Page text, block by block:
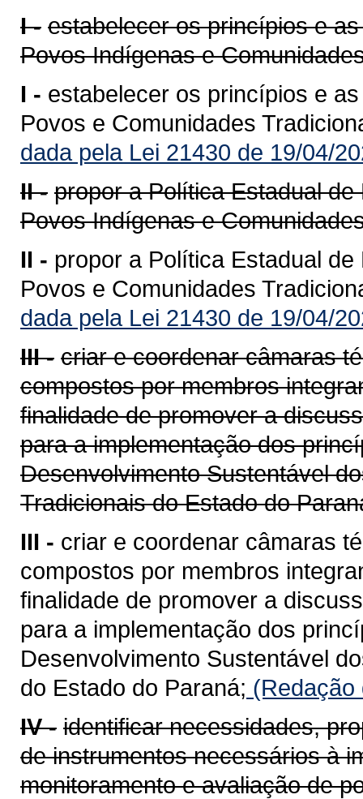
I - estabelecer os princípios e
Povos Indígenas e
I - estabelecer os princípios e
Povos e Comunidades
dada pela Lei 21430 de 19/04/
II - propor a Política Estadual
Povos Indígenas e
II - propor a Política Estadual
Povos e Comunidades
dada pela Lei 21430 de 19/04/
III - criar e coordenar câmaras
compostos por membros
finalidade de promover a
para a implementação dos
Desenvolvimento Sustentável
Tradicionais do Estado do
III - criar e coordenar câmaras
compostos por membros
finalidade de promover a
para a implementação dos
Desenvolvimento Sustentável
do Estado do Paraná; (Redação
IV - identificar necessidades,
de instrumentos necessários à
monitoramento e avaliação de